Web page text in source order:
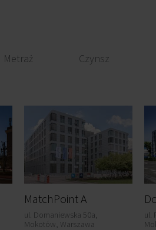
Metraż Czynsz
MatchPoint A
ul. Domaniewska 50a,
Mokotów, Warszawa
ul.